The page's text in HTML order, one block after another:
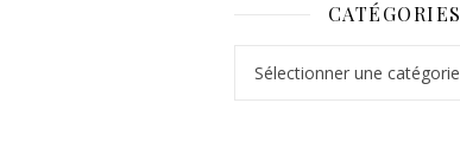
CATÉGORIES